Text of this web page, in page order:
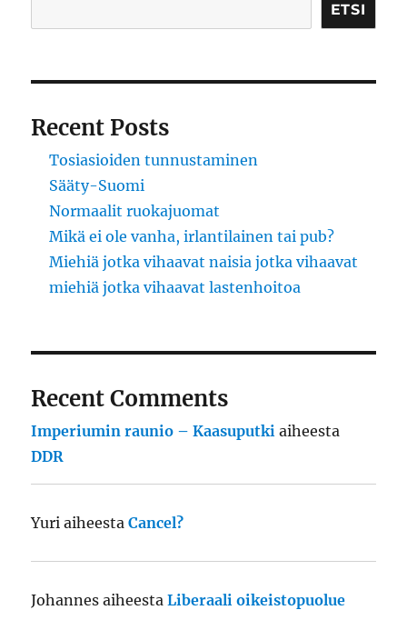
ETSI
Recent Posts
Tosiasioiden tunnustaminen
Sääty-Suomi
Normaalit ruokajuomat
Mikä ei ole vanha, irlantilainen tai pub?
Miehiä jotka vihaavat naisia jotka vihaavat
miehiä jotka vihaavat lastenhoitoa
Recent Comments
Imperiumin raunio – Kaasuputki aiheesta
DDR
Yuri aiheestaCancel?
Johannes aiheestaLiberaali oikeistopuolue